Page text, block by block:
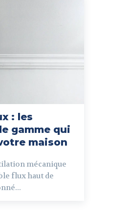
: les
gamme qui
maison
mécanique
flux haut de